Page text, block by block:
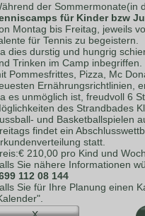
der Sommermonate(in
für Kinder bzw
Montag bis Freitag, jeweils
für Tennis zu begeistern.
dies durstig und hungrig
Trinken im Camp
Pommesfrittes, Pizza, Mc
Ernährungsrichtlinien,
es unmöglich ist, freudvoll 6
des Strandbades
und Basketballspielen
findet ein
statt.
210,00 pro Kind und
Sie nähere Informationen
112 08 144
Sie für Ihre Planung einen